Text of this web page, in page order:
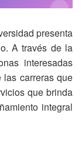
presenta
A través de la
interesadas
carreras que
que brinda
integral